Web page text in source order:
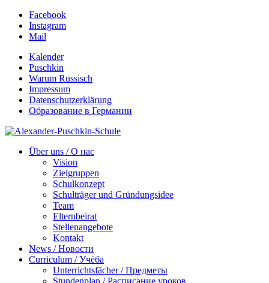
Facebook
Instagram
Mail
Kalender
Puschkin
Warum Russisch
Impressum
Datenschutzerklärung
Образование в Германии
Über uns / О нас
Vision
Zielgruppen
Schulkonzept
Schulträger und Gründungsidee
Team
Elternbeirat
Stellenangebote
Kontakt
News / Новости
Curriculum / Учёба
Unterrichtsfächer / Предметы
Stundenplan / Расписание уроков